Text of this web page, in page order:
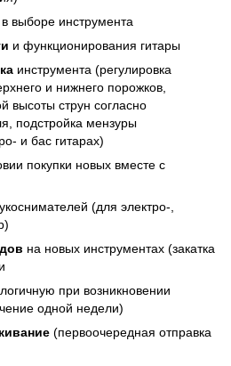
в выборе инструмента
и функционирования гитары
инструмента (регулировка
и нижнего порожков,
высоты струн согласно
подстройка мензуры
и бас гитарах)
покупки новых вместе с
(для электро-,
на новых инструментах (закатка
при возникновении
одной недели)
(первоочередная отправка